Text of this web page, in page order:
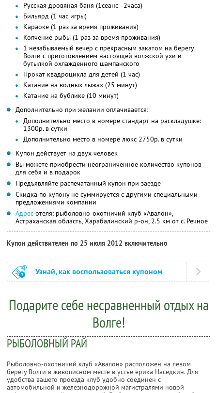
Русская дровяная баня (1сеанс - 2часа)
Бильярд (1 час игры)
Караоке (1 раз за время проживания)
Копчение рыбы (1 раз за время проживания)
1 незабываемый вечер с прекрасным закатом на берегу
Волги с приготовлением настоящей волжской ухи и
бутылкой охлажденного шампанского
Прокат квадроцикла для детей (1 час)
Катание на водных лыжах (25 минут)
Катание на бублике (10 минут)
Дополнительно при желании оплачивается:
Дополнительно место в номере стандарт на раскладушке:
1300р. в сутки
Дополнительно место в номере люкс 2750р. в сутки
Купон действует на двух человек
Вы можете приобрести неограниченное количество купонов
для себя и в подарок
Предъявляйте распечатанный купон при заезде
Скидка по купону не суммируется с другими специальными
предложениями компании
Адрес отеля: рыболовно-охотничий клуб «Авалон»,
Астраханская область, Харабалинский р-он, 2.5 км от с. Речное
Купон действителен по 25 июля 2012 включительно
Узнай, как воспользоваться купоном
Подарите себе несравненный отдых на
Волге!
РЫБОЛОВНЫЙ РАЙ
Рыболовно-охотничий клуб «Авалон» расположен на левом
берегу Волги в живописном месте в устье ерика Наседкин. Для
удобства вашего проезда клуб удобно соединен с
автомобильной и железнодорожной магистралями новой